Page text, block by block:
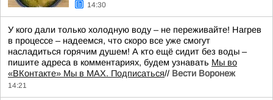
14:30
У кого дали только холодную воду – не переживайте! Нагрев
в процессе – надеемся, что скоро все уже смогут
насладиться горячим душем! А кто ещё сидит без воды –
пишите адреса в комментариях, будем узнавать Мы во
«ВКонтакте» Мы в MAX. Подписаться// Вести Воронеж
14:21